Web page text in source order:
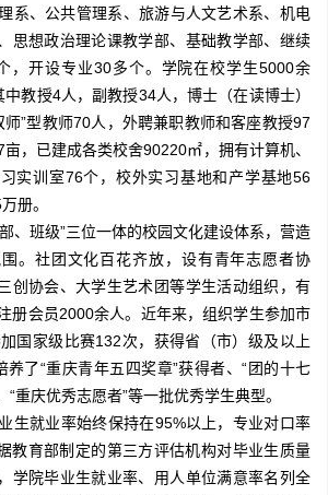
系、公共管理系、旅游与人文艺术系、机电
思想政治理论课教学部、基础教学部、继续
，开设专业30多个。学院在校学生5000余
教授4人，副教授34人，博士（在读博士）
师”型教师70人，外聘兼职教师和客座教授97
，已建成各类校舍90220㎡，拥有计算机、
实训室76个，校外实习基地和产学基地56
册。
、班级”三位一体的校园文化建设体系，营造
。社团文化百花齐放，设有青年志愿者协
创协会、大学生艺术团等学生活动组织，有
册会员2000余人。近年来，组织学生参加市
国家级比赛132次，获得省（市）级及以上
了“重庆青年五四奖章”获得者、“团的十七
“重庆优秀志愿者”等一批优秀学生典型。
生就业率始终保持在95%以上，专业对口率
教育部制定的第三方评估机构对毕业生质量
学院毕业生就业率、用人单位满意率名列全